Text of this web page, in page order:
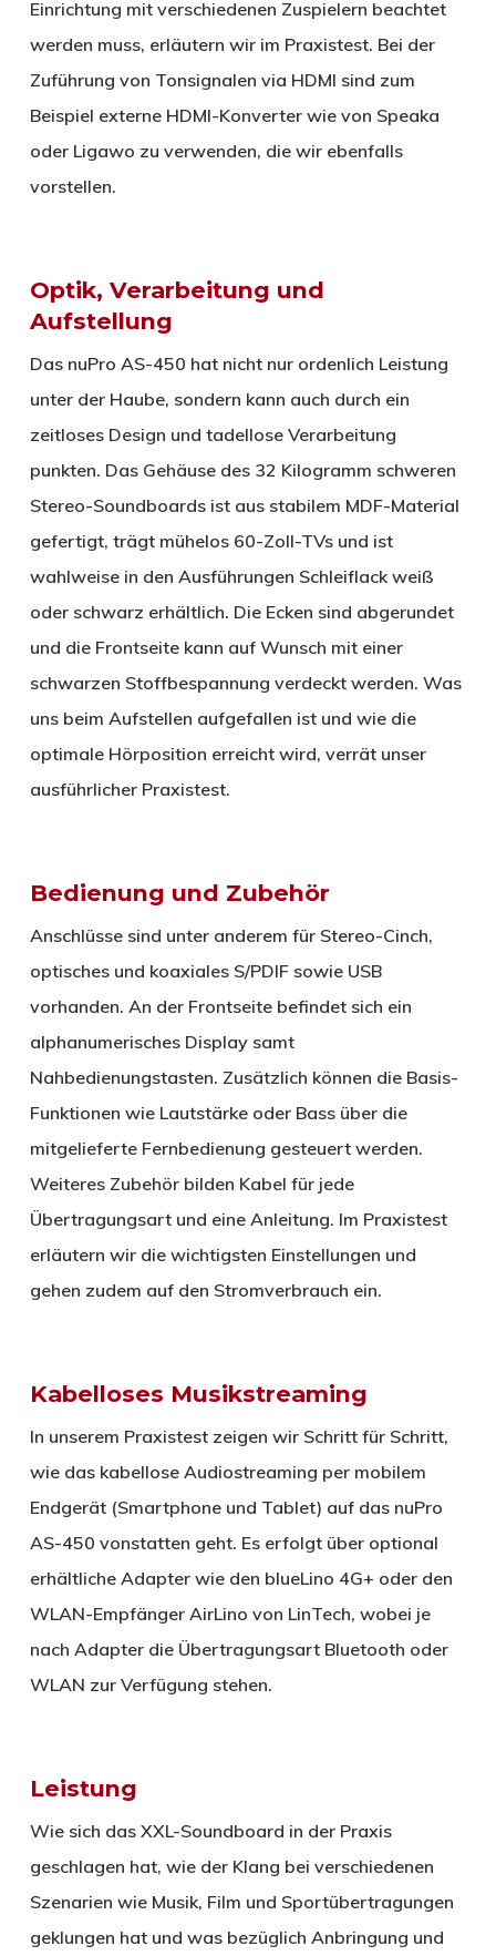
Einrichtung mit verschiedenen Zuspielern beachtet
werden muss, erläutern wir im Praxistest. Bei der
Zuführung von Tonsignalen via HDMI sind zum
Beispiel externe HDMI-Konverter wie von Speaka
oder Ligawo zu verwenden, die wir ebenfalls
vorstellen.
Optik, Verarbeitung und
Aufstellung
Das nuPro AS-450 hat nicht nur ordenlich Leistung
unter der Haube, sondern kann auch durch ein
zeitloses Design und tadellose Verarbeitung
punkten. Das Gehäuse des 32 Kilogramm schweren
Stereo-Soundboards ist aus stabilem MDF-Material
gefertigt, trägt mühelos 60-Zoll-TVs und ist
wahlweise in den Ausführungen Schleiflack weiß
oder schwarz erhältlich. Die Ecken sind abgerundet
und die Frontseite kann auf Wunsch mit einer
schwarzen Stoffbespannung verdeckt werden. Was
uns beim Aufstellen aufgefallen ist und wie die
optimale Hörposition erreicht wird, verrät unser
ausführlicher Praxistest.
Bedienung und Zubehör
Anschlüsse sind unter anderem für Stereo-Cinch,
optisches und koaxiales S/PDIF sowie USB
vorhanden. An der Frontseite befindet sich ein
alphanumerisches Display samt
Nahbedienungstasten. Zusätzlich können die Basis-
Funktionen wie Lautstärke oder Bass über die
mitgelieferte Fernbedienung gesteuert werden.
Weiteres Zubehör bilden Kabel für jede
Übertragungsart und eine Anleitung. Im Praxistest
erläutern wir die wichtigsten Einstellungen und
gehen zudem auf den Stromverbrauch ein.
Kabelloses Musikstreaming
In unserem Praxistest zeigen wir Schritt für Schritt,
wie das kabellose Audiostreaming per mobilem
Endgerät (Smartphone und Tablet) auf das nuPro
AS-450 vonstatten geht. Es erfolgt über optional
erhältliche Adapter wie den blueLino 4G+ oder den
WLAN-Empfänger AirLino von LinTech, wobei je
nach Adapter die Übertragungsart Bluetooth oder
WLAN zur Verfügung stehen.
Leistung
Wie sich das XXL-Soundboard in der Praxis
geschlagen hat, wie der Klang bei verschiedenen
Szenarien wie Musik, Film und Sportübertragungen
geklungen hat und was bezüglich Anbringung und